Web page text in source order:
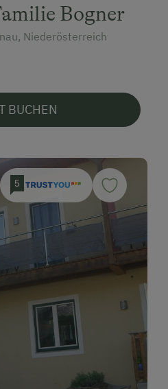
Bogner
Niederösterreich
BUCHEN
5